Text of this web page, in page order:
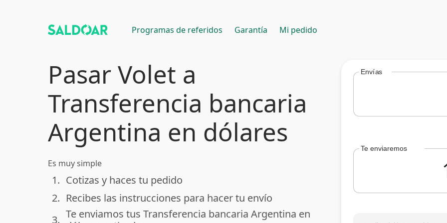
Programas de referidos Garantía Mi pedido
Pasar Volet a
Transferencia bancaria
Argentina en dólares
Es muy simple
done
1. Cotizas y haces tu pedido
done
2. Recibes las instrucciones para hacer tu envío
done
3. Te enviamos tus Transferencia bancaria Argentina en
Envías
Te enviaremos